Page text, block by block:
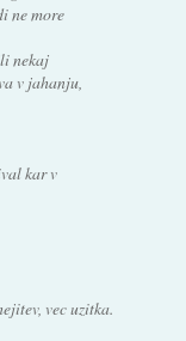
ne more
nekaj
v jahanju,
kar v
vec uzitka.